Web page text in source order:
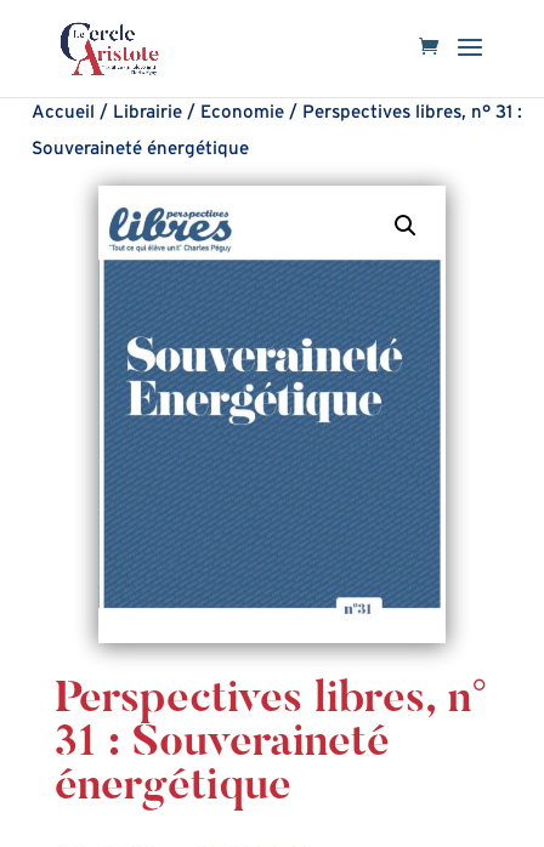
Accueil / Librairie / Economie / Perspectives libres, n° 31 :
Souveraineté énergétique
Perspectives libres, n°
31 : Souveraineté
énergétique